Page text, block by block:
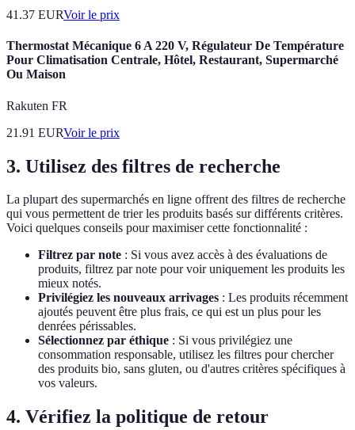
41.37 EURVoir le prix
Thermostat Mécanique 6 A 220 V, Régulateur De Température
Pour Climatisation Centrale, Hôtel, Restaurant, Supermarché
Ou Maison
Rakuten FR
21.91 EURVoir le prix
3. Utilisez des filtres de recherche
La plupart des supermarchés en ligne offrent des filtres de recherche
qui vous permettent de trier les produits basés sur différents critères.
Voici quelques conseils pour maximiser cette fonctionnalité :
Filtrez par note : Si vous avez accès à des évaluations de
produits, filtrez par note pour voir uniquement les produits les
mieux notés.
Privilégiez les nouveaux arrivages : Les produits récemment
ajoutés peuvent être plus frais, ce qui est un plus pour les
denrées périssables.
Sélectionnez par éthique : Si vous privilégiez une
consommation responsable, utilisez les filtres pour chercher
des produits bio, sans gluten, ou d'autres critères spécifiques à
vos valeurs.
4. Vérifiez la politique de retour